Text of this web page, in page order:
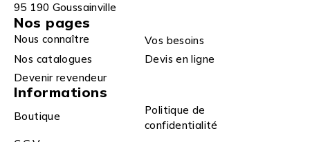
95 190 Goussainville
Nos pages
Nous connaître
Vos besoins
Nos catalogues
Devis en ligne
Devenir revendeur
Informations
Boutique
Politique de
confidentialité